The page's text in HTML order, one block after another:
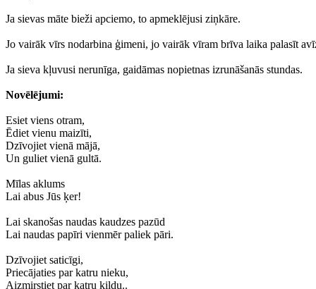
Ja sievas māte bieži apciemo, to apmeklējusi ziņkāre.
Jo vairāk vīrs nodarbina ģimeni, jo vairāk vīram brīva laika palasīt
Ja sieva kļuvusi nerunīga, gaidāmas nopietnas izrunāšanās stundas.
Novēlējumi:
Esiet viens otram,
Ēdiet vienu maizīti,
Dzīvojiet vienā mājā,
Un guliet vienā gultā.
Mīlas aklums
Lai abus Jūs ķer!
Lai skanošas naudas kaudzes pazūd
Lai naudas papīri vienmēr paliek pāri.
Dzīvojiet saticīgi,
Priecājaties par katru nieku,
Aizmirstiet par katru ķildu..